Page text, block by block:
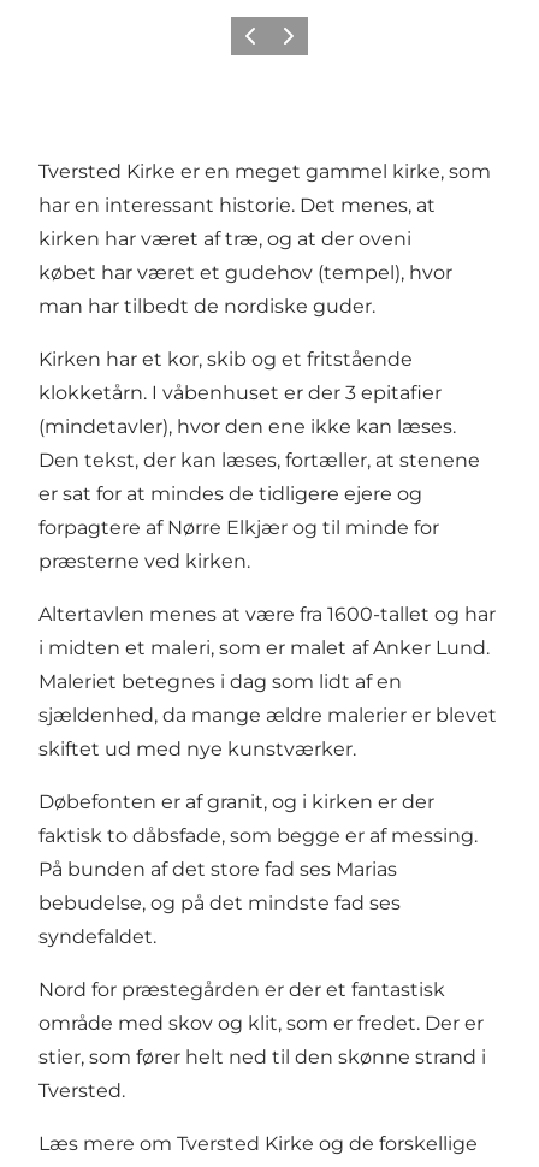
ForrigeNæste
Tversted Kirke er en meget gammel kirke, som
har en interessant historie. Det menes, at
kirken har været af træ, og at der oveni
købet har været et gudehov (tempel), hvor
man har tilbedt de nordiske guder.
Kirken har et kor, skib og et fritstående
klokketårn. I våbenhuset er der 3 epitafier
(mindetavler), hvor den ene ikke kan læses.
Den tekst, der kan læses, fortæller, at stenene
er sat for at mindes de tidligere ejere og
forpagtere af Nørre Elkjær og til minde for
præsterne ved kirken.
Altertavlen menes at være fra 1600-tallet og har
i midten et maleri, som er malet af Anker Lund.
Maleriet betegnes i dag som lidt af en
sjældenhed, da mange ældre malerier er blevet
skiftet ud med nye kunstværker.
Døbefonten er af granit, og i kirken er der
faktisk to dåbsfade, som begge er af messing.
På bunden af det store fad ses Marias
bebudelse, og på det mindste fad ses
syndefaldet.
Nord for præstegården er der et fantastisk
område med skov og klit, som er fredet. Der er
stier, som fører helt ned til den skønne strand i
Tversted.
Læs mere om Tversted Kirke og de forskellige